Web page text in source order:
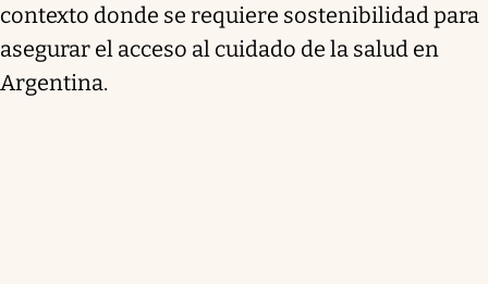
contexto donde se requiere sostenibilidad para
asegurar el acceso al cuidado de la salud en
Argentina.